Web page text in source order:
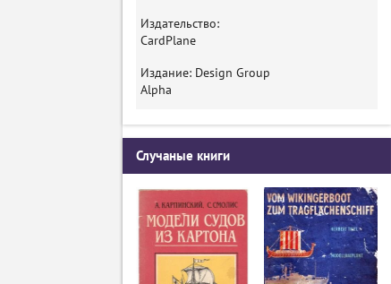
Издательство:
CardPlane
Издание: Design Group
Alpha
Случаные книги